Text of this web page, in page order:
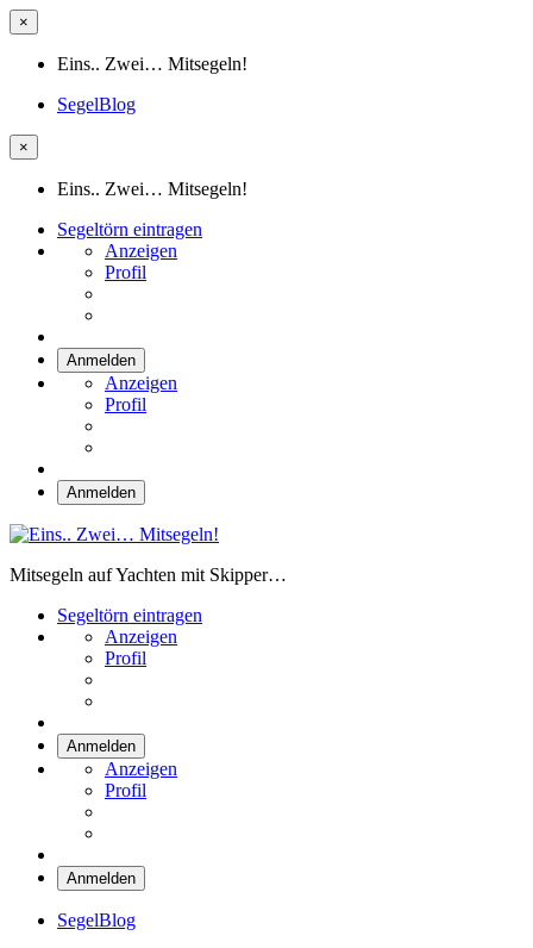
×
Eins.. Zwei… Mitsegeln!
SegelBlog
×
Eins.. Zwei… Mitsegeln!
Segeltörn eintragen
Anzeigen
Profil
Anmelden
Anzeigen
Profil
Anmelden
Mitsegeln auf Yachten mit Skipper…
Segeltörn eintragen
Anzeigen
Profil
Anmelden
Anzeigen
Profil
Anmelden
SegelBlog